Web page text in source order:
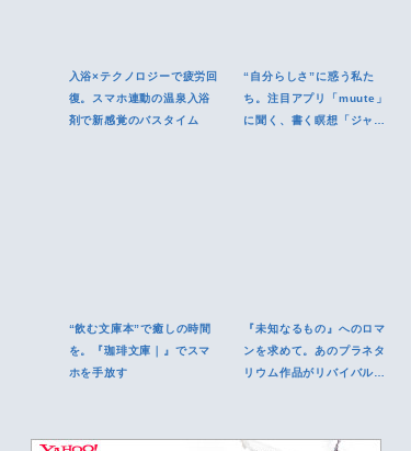
入浴×テクノロジーで疲労回
復。スマホ連動の温泉入浴
剤で新感覚のバスタイム
“自分らしさ”に惑う私た
ち。注目アプリ「muute」
に聞く、書く瞑想「ジャー
“飲む文庫本”で癒しの時間
を。『珈琲文庫｜』でスマ
ホを手放す
『未知なるもの』へのロマ
ンを求めて。あのプラネタ
リウム作品がリバイバル上